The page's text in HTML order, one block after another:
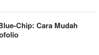
Chip: Cara Mudah